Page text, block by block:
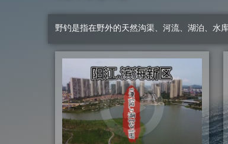
野钓是指在野外的天然沟渠、河流、湖泊、水